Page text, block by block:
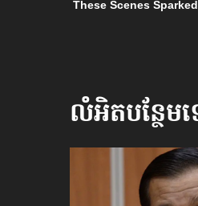
លំអិតបន្ថែម